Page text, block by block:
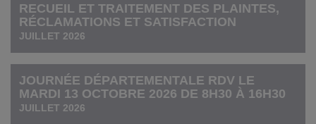
RECUEIL ET TRAITEMENT DES PLAINTES,
RÉCLAMATIONS ET SATISFACTION
JUILLET 2026
JOURNÉE DÉPARTEMENTALE RDV LE
MARDI 13 OCTOBRE 2026 DE 8H30 À 16H30
JUILLET 2026